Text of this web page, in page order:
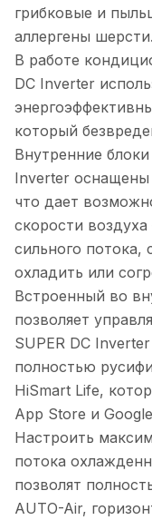
грибковые и
аллергены шерсти.
В работе
DC Inverter
который
Внутренние
Inverter
что дает
скорости
сильного потока,
охладить или
Встроенный во
позволяет
SUPER DC
полностью
HiSmart Life,
App Store и
Настроить
потока
позволят
AUTO-Air,